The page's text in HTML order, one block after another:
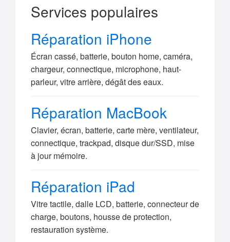
Services populaires
Réparation iPhone
Écran cassé, batterie, bouton home, caméra,
chargeur, connectique, microphone, haut-
parleur, vitre arrière, dégât des eaux.
Réparation MacBook
Clavier, écran, batterie, carte mère, ventilateur,
connectique, trackpad, disque dur/SSD, mise
à jour mémoire.
Réparation iPad
Vitre tactile, dalle LCD, batterie, connecteur de
charge, boutons, housse de protection,
restauration système.